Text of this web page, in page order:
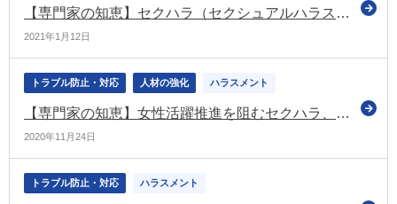
【専門家の知恵】セクハラ（セクシュアルハラスメント）に関する判例の変化と、職場における処分の判断基準
2021年1月12日
トラブル防止・対応 人材の強化 ハラスメント
【専門家の知恵】女性活躍推進を阻むセクハラ、その対策とメリットとは
2020年11月24日
トラブル防止・対応 ハラスメント